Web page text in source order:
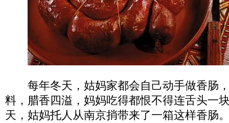
每年冬天，姑妈家都会自己动手做香肠
料，腊香四溢，妈妈吃得都恨不得连舌头一
天，姑妈托人从南京捎带来了一箱这样香肠